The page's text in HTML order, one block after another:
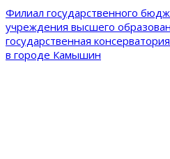
Филиал государственного
учреждения высшего
государственная
в городе Камышин